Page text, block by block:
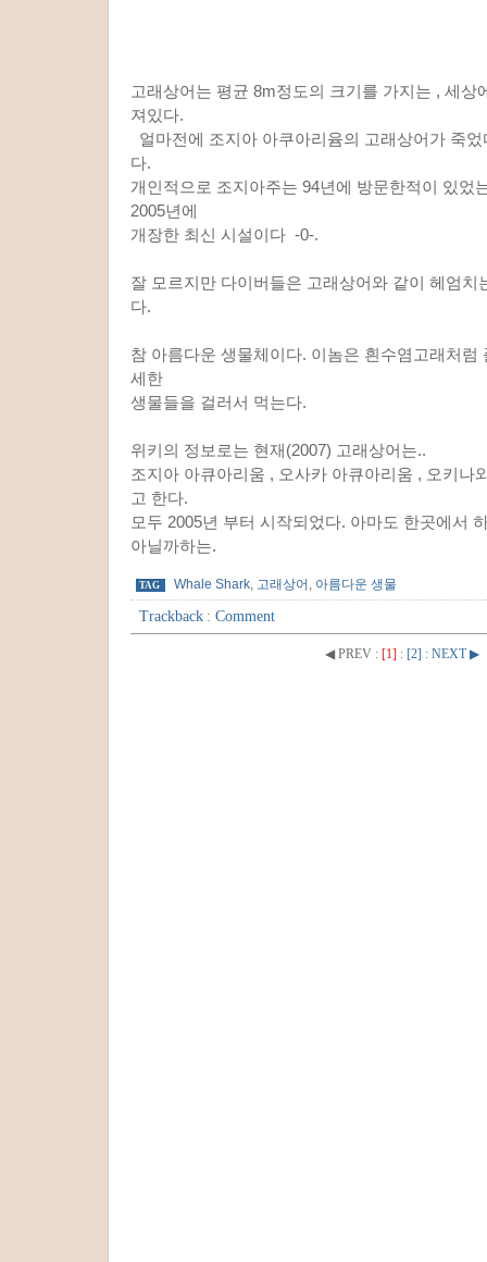
고래상어는 평균 8m정도의 크기를 가지는 , 세상
져있다.
얼마전에 조지아 아쿠아리윰의 고래상어가 죽
다.
개인적으로 조지아주는 94년에 방문한적이 있었
2005년에
개장한 최신 시설이다 -0-.
잘 모르지만 다이버들은 고래상어와 같이 헤엄치
다.
참 아름다운 생물체이다. 이놈은 흰수염고래처럼
세한
생물들을 걸러서 먹는다.
위키의 정보로는 현재(2007) 고래상어는..
조지아 아큐아리움 , 오사카 아큐아리움 , 오키나
고 한다.
모두 2005년 부터 시작되었다. 아마도 한곳에서
아닐까하는.
TAG Whale Shark, 고래상어 , 아름다운 생물
Trackback : Comment
◀ PREV : [1] : [2] : NEXT ▶